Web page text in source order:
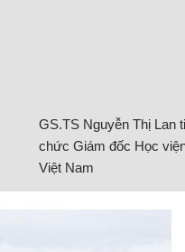
GS.TS Nguyễn Thị Lan
chức Giám đốc Học
Việt Nam